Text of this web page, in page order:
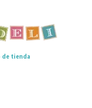
de tienda